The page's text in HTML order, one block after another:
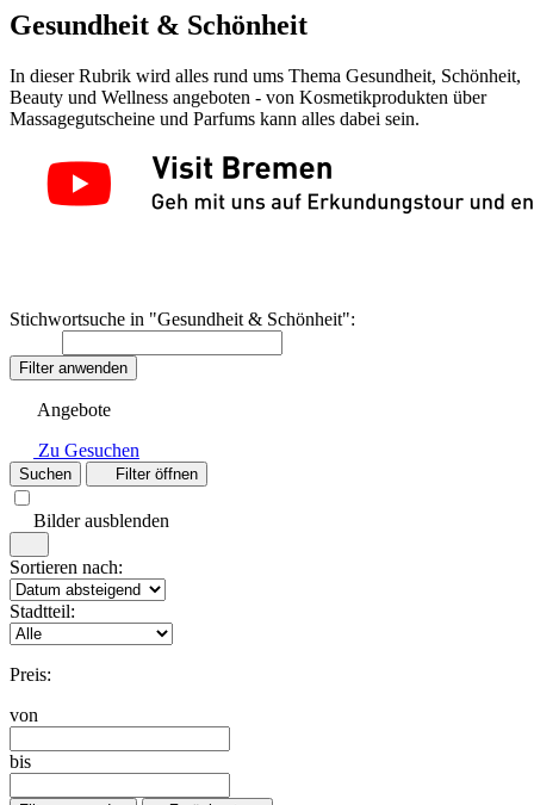
Gesundheit & Schönheit
In dieser Rubrik wird alles rund ums Thema Gesundheit, Schönheit,
Beauty und Wellness angeboten - von Kosmetikprodukten über
Massagegutscheine und Parfums kann alles dabei sein.
Stichwortsuche in "Gesundheit & Schönheit":
Filter anwenden
Angebote
Zu Gesuchen
Suchen Filter öffnen
Bilder ausblenden
Sortieren nach:
Stadtteil:
Preis:
von
bis